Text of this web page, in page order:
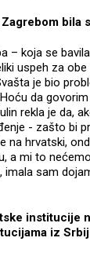
bila
– koja se
uspeh za obe
je bio
da
rekla je da,
- zašto bi
na hrvatski,
a mi to
imala sam
institucije
iz